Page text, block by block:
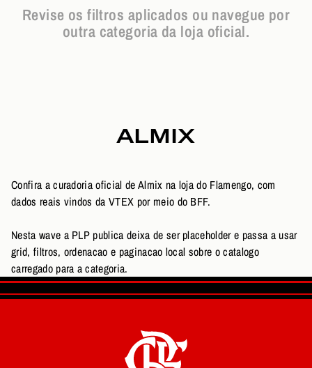
Revise os filtros aplicados ou navegue por
outra categoria da loja oficial.
ALMIX
Confira a curadoria oficial de Almix na loja do Flamengo, com
dados reais vindos da VTEX por meio do BFF.
Nesta wave a PLP publica deixa de ser placeholder e passa a usar
grid, filtros, ordenacao e paginacao local sobre o catalogo
carregado para a categoria.